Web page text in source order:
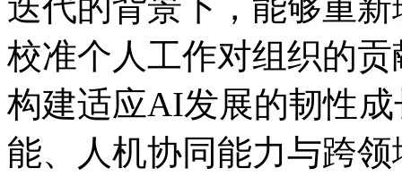
校准个人工作对组织的
构建适应AI发展的韧性
能、人机协同能力与跨